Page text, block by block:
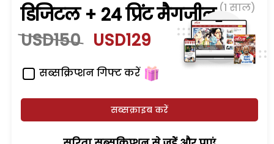
डिजिटल + 24 प्रिंट मैगजीन (1 साल)
USD150 USD129
सब्सक्रिप्शन गिफ्ट करें
सब्सक्राइब करें